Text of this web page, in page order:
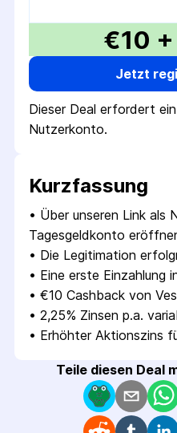
€10
Jetzt
Dieser Deal erfordert
Nutzerkonto.
Kurzfassung
• Über unseren Link als
Tagesgeldkonto
• Die Legitimation
• Eine erste Einzahlung
• €10 Cashback von
• 2,25% Zinsen p.a.
• Erhöhter Aktionszins
Teile diesen Deal